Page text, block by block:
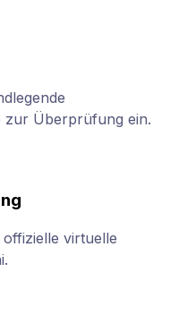
zur Überprüfung ein.
virtuelle